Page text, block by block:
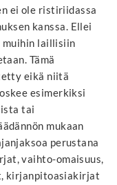
ei ole ristiriidassa
kanssa. Ellei
laillisiin
Tämä
eikä niitä
esimerkiksi
tai
mukaan
perustana
vaihto-omaisuus,
kirjanpitoasiakirjat